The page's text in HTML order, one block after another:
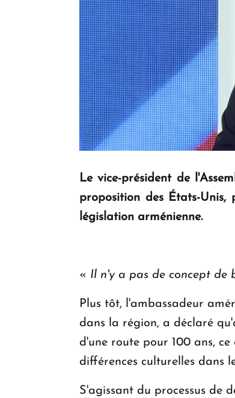
Le vice-président de
proposition des États-
législation arménienne.
« Il n'y a pas de concept de
Plus tôt, l'ambassadeur
dans la région, a déclaré
d'une route pour 100 ans,
différences culturelles dans
S'agissant du processus de